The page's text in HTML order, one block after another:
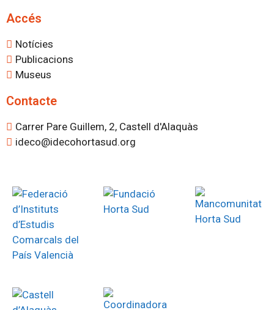
Accés
Notícies
Publicacions
Museus
Contacte
Carrer Pare Guillem, 2, Castell d'Alaquàs
ideco@idecohortasud.org